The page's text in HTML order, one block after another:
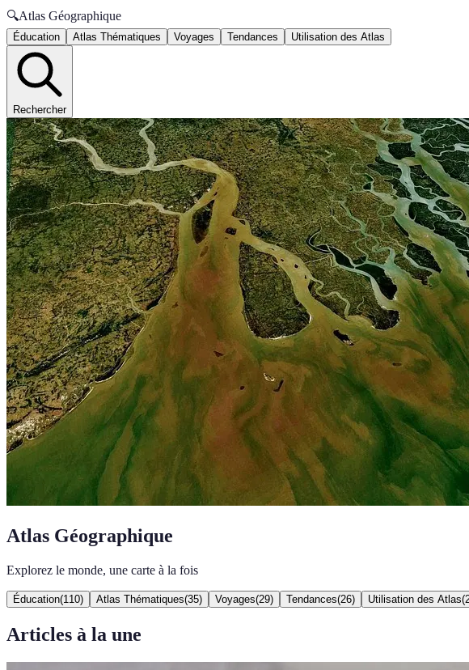
🔍Atlas Géographique
Éducation Atlas Thématiques Voyages Tendances Utilisation des Atlas
Rechercher
Atlas Géographique
Explorez le monde, une carte à la fois
Éducation(110) Atlas Thématiques(35) Voyages(29) Tendances(26) Utilisation des Atlas(
Articles à la une